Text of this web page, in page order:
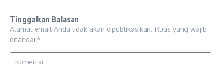
Tinggalkan Balasan
Alamat email Anda tidak akan dipublikasikan. Ruas yang wajib
ditandai *